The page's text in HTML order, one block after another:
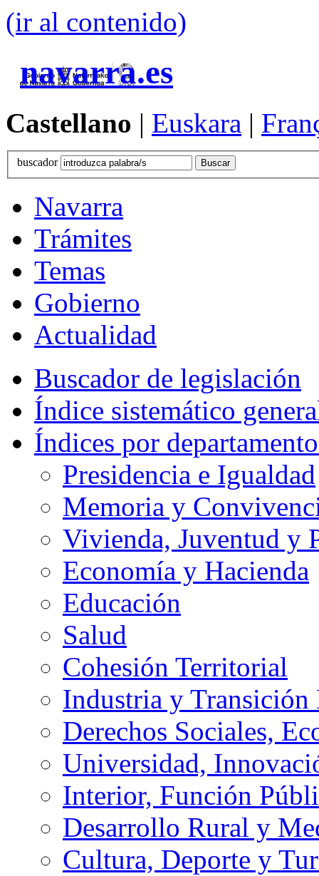
(ir al contenido)
navarra.es
Castellano | Euskara |
buscador
Navarra
Trámites
Temas
Gobierno
Actualidad
Buscador de legislación
Índice sistemático
Índices por
Presidencia e Igualdad
Memoria y
Vivienda, Juventud y
Economía y Hacienda
Educación
Salud
Cohesión Territorial
Industria y
Derechos Sociales,
Universidad,
Interior, Función
Desarrollo Rural y
Cultura, Deporte y